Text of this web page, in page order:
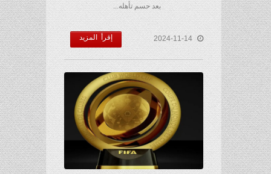
بعد حسم تأهله...
2024-11-14 إقرأ المزيد